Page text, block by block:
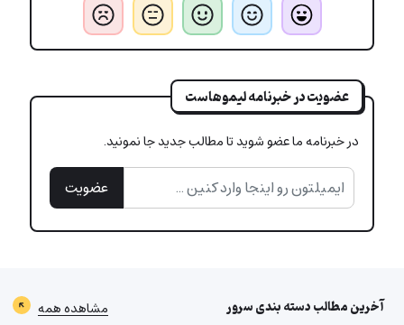
عضویت در خبرنامه لیموهاست
در خبرنامه ما عضو شوید تا مطالب جدید جا نمونید.
عضویت
آخرین مطالب دسته بندیسرور مشاهده همه